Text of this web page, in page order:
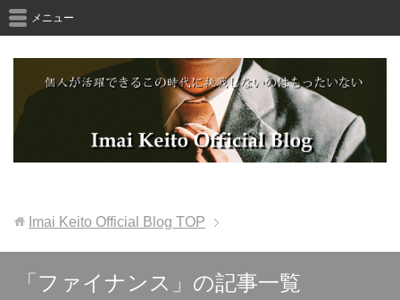
メニュー
Imai Keito Official Blog TOP
「ファイナンス」の記事一覧